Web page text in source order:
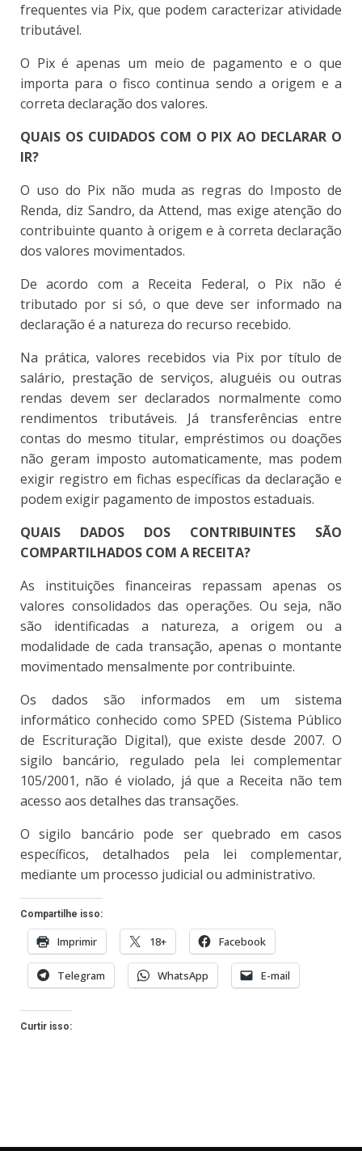
frequentes via Pix, que podem caracterizar atividade
tributável.
O Pix é apenas um meio de pagamento e o que
importa para o fisco continua sendo a origem e a
correta declaração dos valores.
QUAIS OS CUIDADOS COM O PIX AO DECLARAR O
IR?
O uso do Pix não muda as regras do Imposto de
Renda, diz Sandro, da Attend, mas exige atenção do
contribuinte quanto à origem e à correta declaração
dos valores movimentados.
De acordo com a Receita Federal, o Pix não é
tributado por si só, o que deve ser informado na
declaração é a natureza do recurso recebido.
Na prática, valores recebidos via Pix por título de
salário, prestação de serviços, aluguéis ou outras
rendas devem ser declarados normalmente como
rendimentos tributáveis. Já transferências entre
contas do mesmo titular, empréstimos ou doações
não geram imposto automaticamente, mas podem
exigir registro em fichas específicas da declaração e
podem exigir pagamento de impostos estaduais.
QUAIS DADOS DOS CONTRIBUINTES SÃO
COMPARTILHADOS COM A RECEITA?
As instituições financeiras repassam apenas os
valores consolidados das operações. Ou seja, não
são identificadas a natureza, a origem ou a
modalidade de cada transação, apenas o montante
movimentado mensalmente por contribuinte.
Os dados são informados em um sistema
informático conhecido como SPED (Sistema Público
de Escrituração Digital), que existe desde 2007. O
sigilo bancário, regulado pela lei complementar
105/2001, não é violado, já que a Receita não tem
acesso aos detalhes das transações.
O sigilo bancário pode ser quebrado em casos
específicos, detalhados pela lei complementar,
mediante um processo judicial ou administrativo.
Compartilhe isso:
Imprimir 18+ Facebook
Telegram WhatsApp E-mail
Curtir isso: